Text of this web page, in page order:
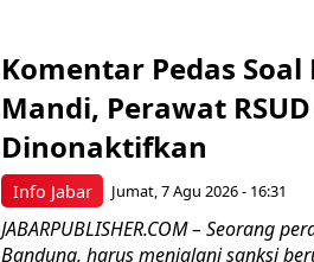
Info Jabar
Komentar Pedas Soal
Mandi, Perawat
Dinonaktifkan
Jumat, 7 Agu 2026 - 16:31
JABARPUBLISHER.COM – Seorang
Bandung, harus menjalani sanksi